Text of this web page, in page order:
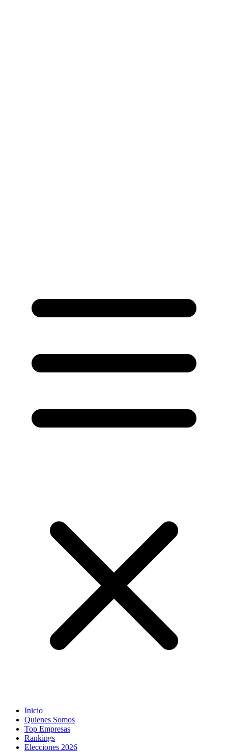
Inicio
Quienes Somos
Top Empresas
Rankings
Elecciones 2026